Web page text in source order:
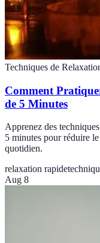
Techniques de
Comment
de 5 Minutes
Apprenez des
5 minutes pour réduire
quotidien.
relaxation rapide
Aug 8